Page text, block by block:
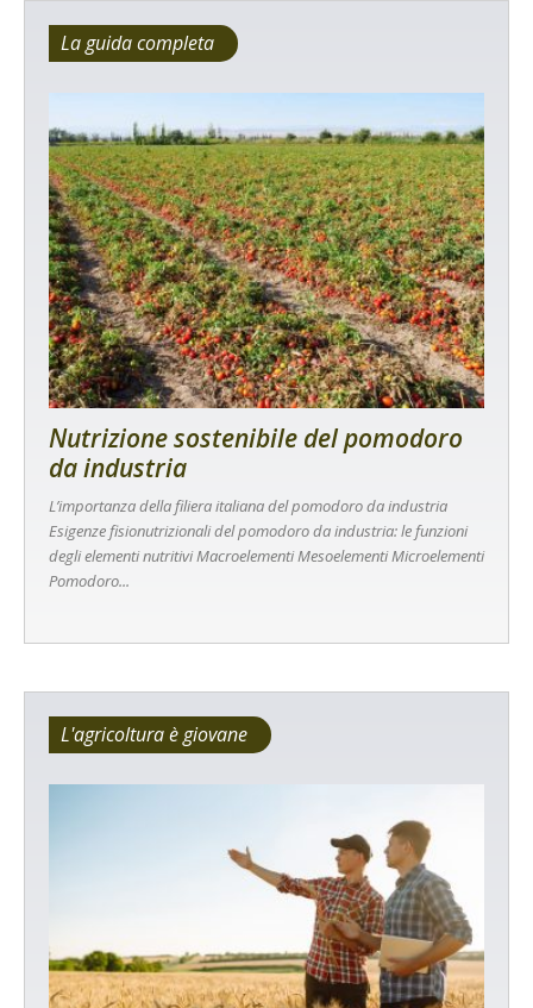
La guida completa
Nutrizione sostenibile del pomodoro
da industria
L’importanza della filiera italiana del pomodoro da industria
Esigenze fisionutrizionali del pomodoro da industria: le funzioni
degli elementi nutritivi Macroelementi Mesoelementi Microelementi
Pomodoro...
L'agricoltura è giovane